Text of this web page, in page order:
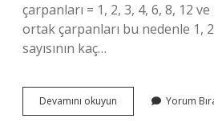
çarpanları = 1, 2, 3, 4, 6, 8, 12 ve
ortak çarpanları bu nedenle 1, 2
sayısının kaç…
Devamını okuyun
Sayısının
Yorum